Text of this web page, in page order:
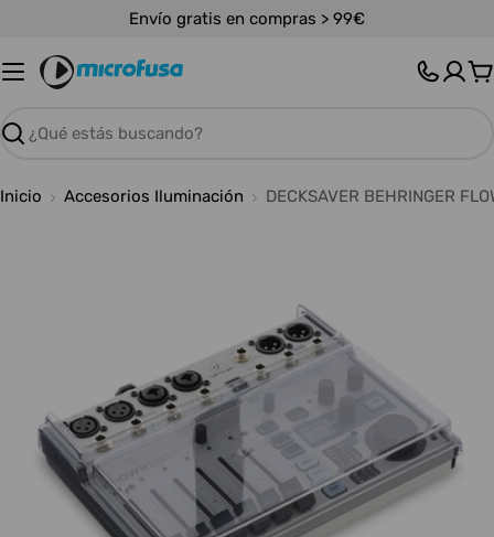
contenido
Envío gratis en compras > 99€
Buscar
Inicio Accesorios Iluminación DECKSAVER BEHRINGER
medios 0 en modal